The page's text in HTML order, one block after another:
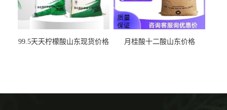
99.5天天柠檬酸山东现货价格 月桂酸十二酸山东价格